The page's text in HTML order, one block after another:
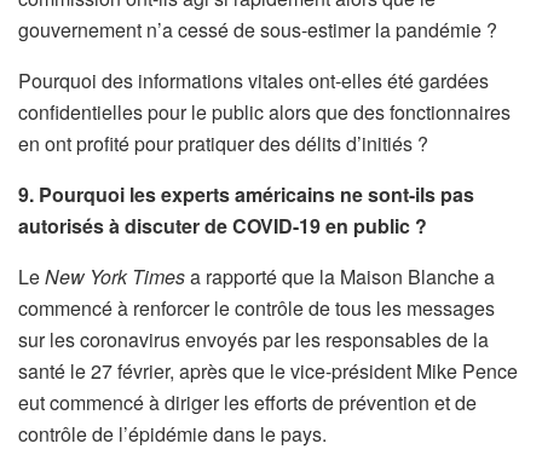
gouvernement n’a cessé de sous-estimer la pandémie ?
Pourquoi des informations vitales ont-elles été gardées
confidentielles pour le public alors que des fonctionnaires
en ont profité pour pratiquer des délits d’initiés ?
9. Pourquoi les experts américains ne sont-ils pas
autorisés à discuter de COVID-19 en public ?
LeNew York Timesa rapporté que la Maison Blanche a
commencé à renforcer le contrôle de tous les messages
sur les coronavirus envoyés par les responsables de la
santé le 27 février, après que le vice-président Mike Pence
eut commencé à diriger les efforts de prévention et de
contrôle de l’épidémie dans le pays.